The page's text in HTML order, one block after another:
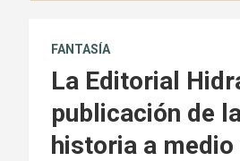
FANTASÍA
La Editorial
publicación de
historia a medio